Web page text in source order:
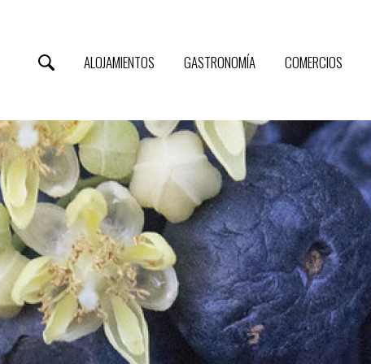
ALOJAMIENTOS GASTRONOMÍA COMERCIOS